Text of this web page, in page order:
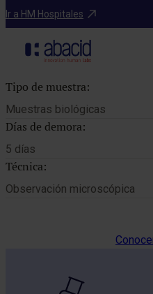
Ir a HM Hospitales
Catálogo de pruebas
Tipo de muestra:
Muestras biológicas
Días de demora:
5 días
Técnica:
Observación microscópica